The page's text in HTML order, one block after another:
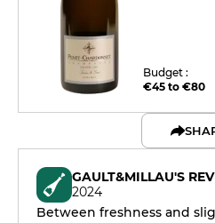
Budget :
€45 to €80
GAULT&MILLAU'S
2024
Between freshness and